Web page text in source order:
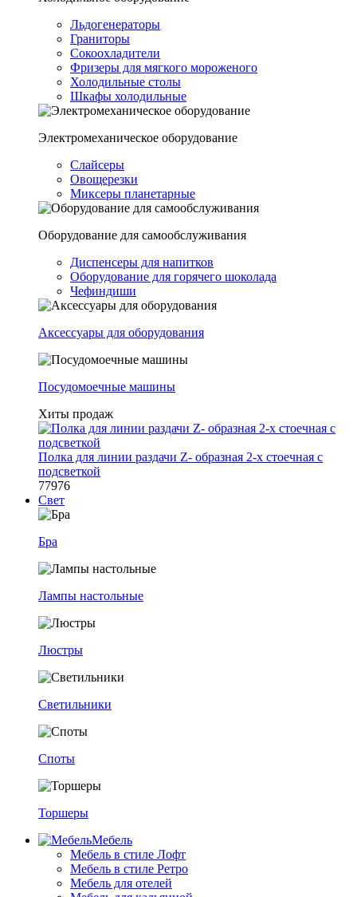
Льдогенераторы
Граниторы
Сокоохладители
Фризеры для мягкого мороженого
Холодильные столы
Шкафы холодильные
Электромеханическое оборудование
Слайсеры
Овощерезки
Миксеры планетарные
Оборудование для самообслуживания
Диспенсеры для напитков
Оборудование для горячего шоколада
Чефиндиши
Аксессуары для оборудования
Посудомоечные машины
Хиты продаж
Полка для линии раздачи Z- образная 2-х стоечная с
подсветкой
77976
Свет
Бра
Лампы настольные
Люстры
Светильники
Споты
Торшеры
Мебель
Мебель в стиле Лофт
Мебель в стиле Ретро
Мебель для отелей